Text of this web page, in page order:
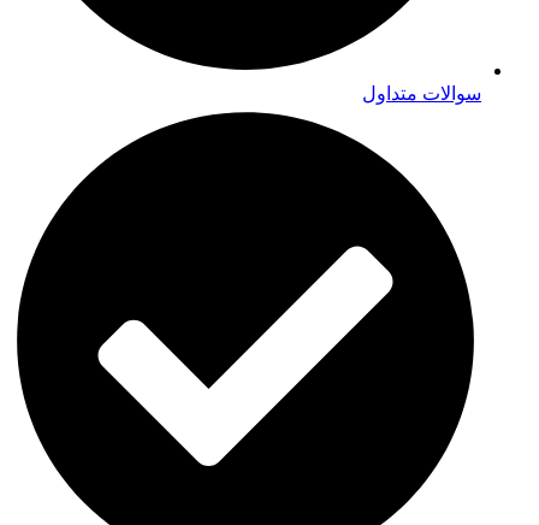
سوالات متداول